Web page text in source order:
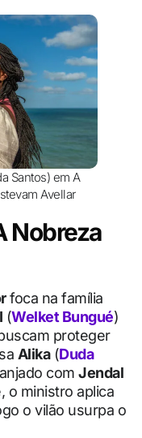
Santos) em A
Avellar
Nobreza
foca na família
(Welket Bungué)
proteger
Alika(Duda
com Jendal
o ministro aplica
o vilão usurpa o